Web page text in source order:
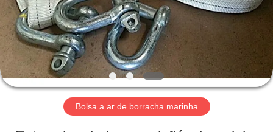
PRODUTOS
SOBRE
NÓS
Bolsa a ar de borracha marinha